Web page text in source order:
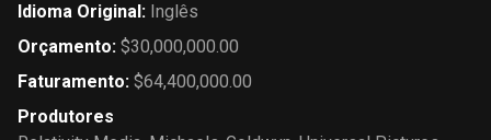
Idioma Original: Inglês
Orçamento: $30,000,000.00
Faturamento: $64,400,000.00
Produtores